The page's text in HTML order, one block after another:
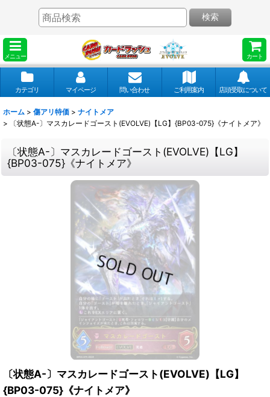
メニュー カート
検索
カテゴリ マイページ 問い合わせ ご利用案内 店頭受取について
ホーム > 傷アリ特価 > ナイトメア
>
〔状態A-〕マスカレードゴースト(EVOLVE)【LG】{BP03-075}《ナイトメア》
〔状態A-〕マスカレードゴースト(EVOLVE)【LG】
{BP03-075}《ナイトメア》
〔状態A-〕マスカレードゴースト(EVOLVE)【LG】
{BP03-075}《ナイトメア》